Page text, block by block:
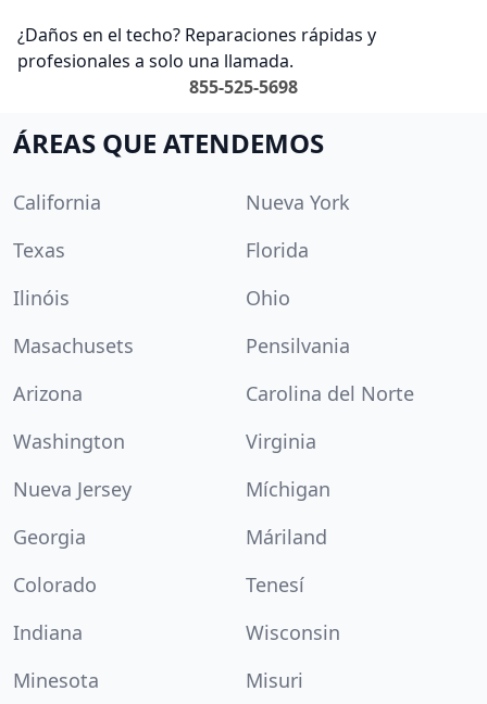
¿Daños en el techo? Reparaciones rápidas y
profesionales a solo una llamada.
855-525-5698
ÁREAS QUE ATENDEMOS
California
Nueva York
Texas
Florida
Ilinóis
Ohio
Masachusets
Pensilvania
Arizona
Carolina del Norte
Washington
Virginia
Nueva Jersey
Míchigan
Georgia
Máriland
Colorado
Tenesí
Indiana
Wisconsin
Minesota
Misuri